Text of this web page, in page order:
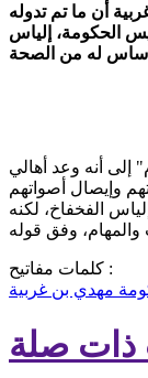
أن ما تم تدوله
الحكومة، إلياس
إلى أنه وعد أهالي
وإيصال أصواتهم
الفخفاخ، لكنه
كلمات مفاتيح :
مهدي بن غربية
ذات صلة